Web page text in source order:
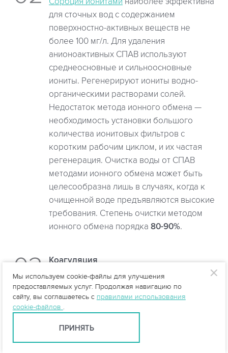
для сточных вод с содержанием
поверхностно-активных веществ не
более 100 мг/л. Для удаления
анионоактивных СПАВ используют
среднеосновные и сильноосновные
иониты. Регенерируют иониты водно-
органическими растворами солей.
Недостаток метода ионного обмена —
необходимость установки большого
количества ионитовых фильтров с
коротким рабочим циклом, и их частая
регенерация. Очистка воды от СПАВ
методами ионного обмена может быть
целесообразна лишь в случаях, когда к
очищенной воде предъявляются высокие
требования. Степень очистки методом
ионного обмена порядка 80-90%.
Коагуляция
В качестве коагулянтов применяют
сернокислый алюминий или сернокислое
железо. Этот метод подходит для очистки
слабоконцентрированных растворов
анионных СПАВ (1-20 мг/л), и является
достаточно затратным из-за высоких
Мы используем cookie-файлы для улучшения
предоставляемых услуг. Продолжая навигацию по
сайту, вы соглашаетесь с правилами использования
cookie-файлов .
ПРИНЯТЬ